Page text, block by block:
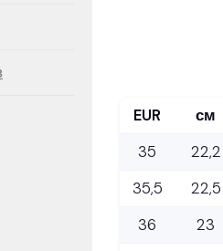
EUR
см
35
22,2
35,5
22,5
36
23